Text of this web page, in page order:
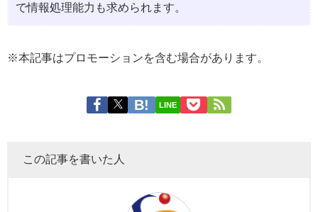
で情報処理能力も求められます。
※本記事はプロモーションを含む場合があります。
LINE
この記事を書いた人